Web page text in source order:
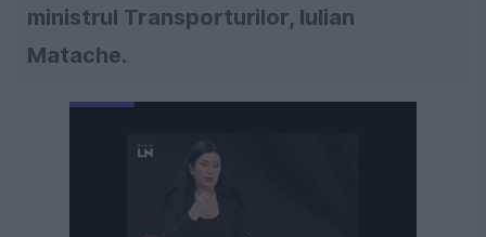
ministrul Transporturilor, Iulian
Matache.